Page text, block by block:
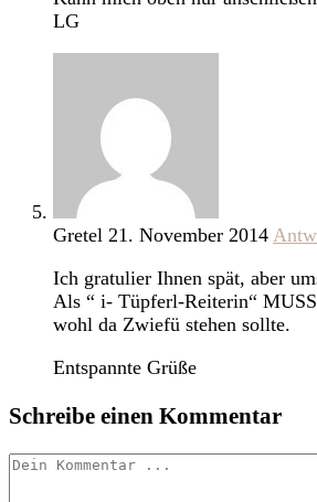
LG
Gretel 21. November 2014
Ich gratulier Ihnen spät, aber
Als “ i- Tüpferl-Reiterin“
wohl da Zwiefü stehen sollte.
Entspannte Grüße
Schreibe einen Kommentar
Kommentieren